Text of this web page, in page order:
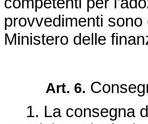
provvedimenti
Ministero delle
Art. 6.
1. La consegna